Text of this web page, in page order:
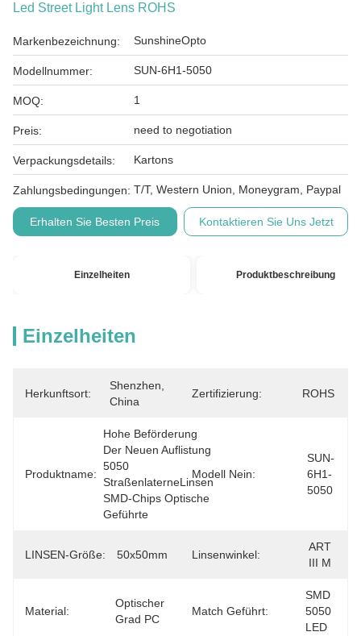
Led Street Light Lens ROHS
Markenbezeichnung: SunshineOpto
Modellnummer: SUN-6H1-5050
MOQ: 1
Preis: need to negotiation
Verpackungsdetails: Kartons
Zahlungsbedingungen: T/T, Western Union, Moneygram, Paypal
Erhalten Sie Besten Preis Kontaktieren Sie Uns Jetzt
Einzelheiten Produktbeschreibung
Einzelheiten
Herkunftsort:
Shenzhen,
China
Zertifizierung: ROHS
Produktname:
Hohe Beförderung
Der Neuen Auflistung
5050
StraßenlaterneLinsen
SMD-Chips Optische
Geführte
Modell Nein:
SUN-
6H1-
5050
LINSEN-Größe: 50x50mm Linsenwinkel:
ART
III M
Material:
Optischer
Grad PC
Match Geführt:
SMD
5050
LED